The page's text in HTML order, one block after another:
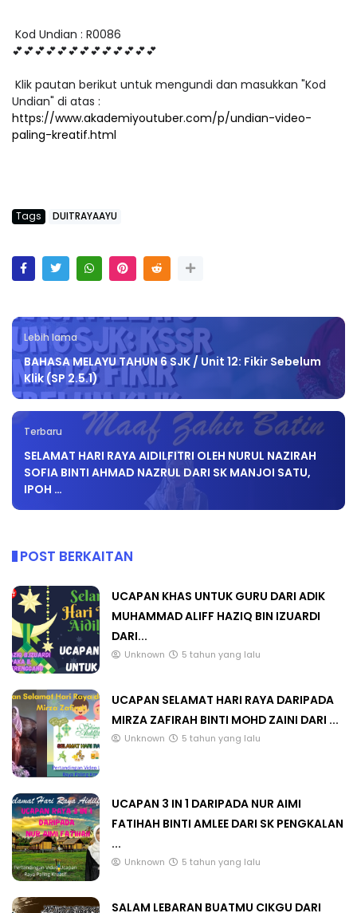
Kod Undian : R0086
💕💕💕💕💕💕💕💕💕💕💕💕💕
Klik pautan berikut untuk mengundi dan masukkan "Kod
Undian" di atas :
https://www.akademiyoutuber.com/p/undian-video-
paling-kreatif.html
Tags DUITRAYAAYU
Lebih lama
BAHASA MELAYU TAHUN 6 SJK / Unit 12: Fikir Sebelum
Klik (SP 2.5.1)
Terbaru
SELAMAT HARI RAYA AIDILFITRI OLEH NURUL NAZIRAH
SOFIA BINTI AHMAD NAZRUL DARI SK MANJOI SATU,
IPOH …
POST BERKAITAN
UCAPAN KHAS UNTUK GURU DARI ADIK
MUHAMMAD ALIFF HAZIQ BIN IZUARDI
DARI...
Unknown 5 tahun yang lalu
UCAPAN SELAMAT HARI RAYA DARIPADA
MIRZA ZAFIRAH BINTI MOHD ZAINI DARI ...
Unknown 5 tahun yang lalu
UCAPAN 3 IN 1 DARIPADA NUR AIMI
FATIHAH BINTI AMLEE DARI SK PENGKALAN
...
Unknown 5 tahun yang lalu
SALAM LEBARAN BUATMU CIKGU DARI